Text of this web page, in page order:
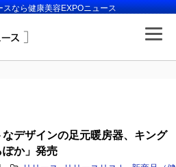
なら健康美容EXPOニュース
なデザインの足元暖房器、キング
ぽか」発売